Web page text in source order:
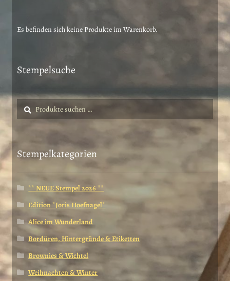
Es befinden sich keine Produkte im Warenkorb.
Stempelsuche
Suche
nach:
Suchen
Stempelkategorien
** NEUE Stempel 2026 **
Edition *Joris Hoefnagel*
Alice im Wunderland
Bordüren, Hintergründe & Etiketten
Brownies & Wichtel
Weihnachten & Winter